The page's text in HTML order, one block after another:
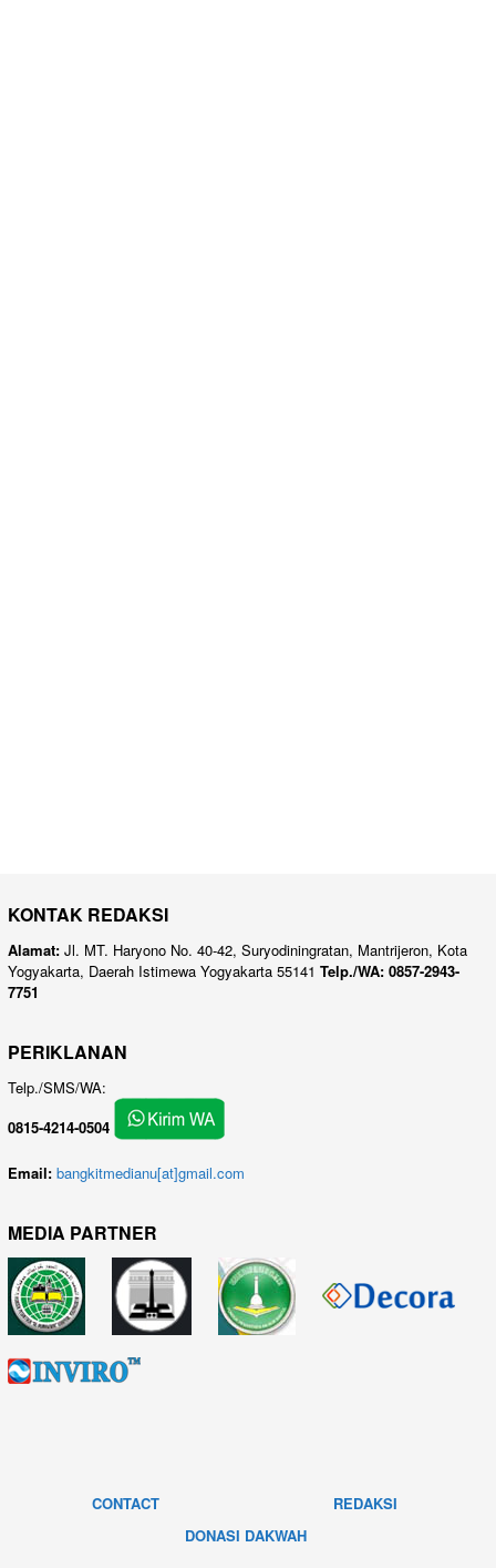
KONTAK REDAKSI
Alamat: Jl. MT. Haryono No. 40-42, Suryodiningratan, Mantrijeron, Kota
Yogyakarta, Daerah Istimewa Yogyakarta 55141 Telp./WA: 0857-2943-
7751
PERIKLANAN
Telp./SMS/WA:
0815-4214-0504
Email: bangkitmedianu[at]gmail.com
MEDIA PARTNER
CONTACT
REDAKSI
DONASI DAKWAH